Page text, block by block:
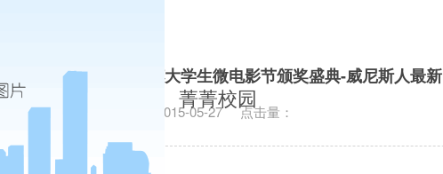
菁菁校园
记者参加新丝路长安杯大学生微电影节颁奖盛典-威尼斯人最新
发布日期：2015-05-27 点击量：